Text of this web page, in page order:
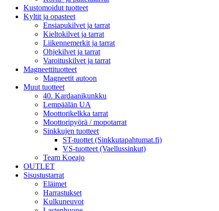
Kustomoidut tuotteet
Kyltit ja opasteet
Ensiapukilvet ja tarrat
Kieltokilvet ja tarrat
Liikennemerkit ja tarrat
Ohjekilvet ja tarrat
Varoituskilvet ja tarrat
Magneettituotteet
Magneetit autoon
Muut tuotteet
40. Kardaanikunkku
Lempäälän UA
Moottorikelkka tarrat
Moottoripyörä / mopotarrat
Sinkkujen tuotteet
ST-tuottet (Sinkkutapahtumat.fi)
VS-tuotteet (Vaellussinkut)
Team Koeajo
OUTLET
Sisustustarrat
Eläimet
Harrastukset
Kulkuneuvot